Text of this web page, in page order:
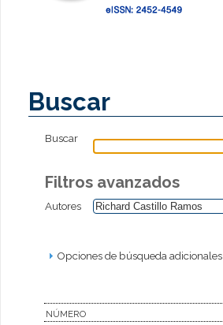
Buscar
Buscar
Filtros avanzados
Autores
Opciones de búsqueda
NÚMERO